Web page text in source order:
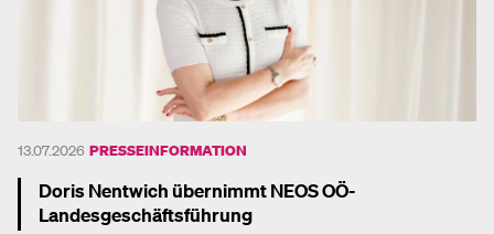
13.07.2026 PRESSEINFORMATION
Doris Nentwich übernimmt NEOS OÖ-
Landesgeschäftsführung